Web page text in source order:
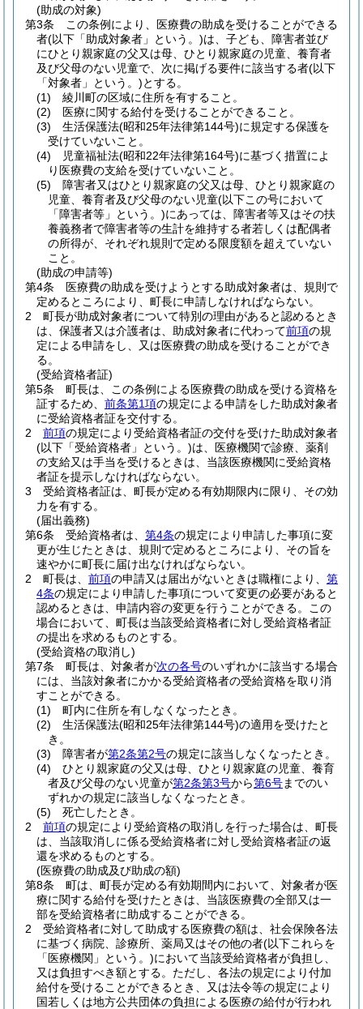
(助成の対象)
第3条
この条例により、医療費の助成を受けることができる
者(以下「助成対象者」という。)は、子ども、障害者並び
にひとり親家庭の父又は母、ひとり親家庭の児童、養育者
及び父母のない児童で、次に掲げる要件に該当する者(以下
「対象者」という。)とする。
(1)
綾川町の区域に住所を有すること。
(2)
医療に関する給付を受けることができること。
(3)
生活保護法(昭和25年法律第144号)に規定する保護を
受けていないこと。
(4)
児童福祉法(昭和22年法律第164号)に基づく措置によ
り医療費の支給を受けていないこと。
(5)
障害者又はひとり親家庭の父又は母、ひとり親家庭の
児童、養育者及び父母のない児童(以下この号において
「障害者等」という。)にあっては、障害者等又はその扶
養義務者で障害者等の生計を維持する者若しくは配偶者
の所得が、それぞれ規則で定める限度額を超えていない
こと。
(助成の申請等)
第4条
医療費の助成を受けようとする助成対象者は、規則で
定めるところにより、町長に申請しなければならない。
2
町長が助成対象者について特別の理由があると認めるとき
は、保護者又は介護者は、助成対象者に代わって前項の規
定による申請をし、又は医療費の助成を受けることができ
る。
(受給資格者証)
第5条
町長は、この条例による医療費の助成を受ける資格を
証するため、 前条第1項の規定による申請をした助成対象者
に受給資格者証を交付する。
2
前項の規定により受給資格者証の交付を受けた助成対象者
(以下「受給資格者」という。)は、医療機関で診療、薬剤
の支給又は手当を受けるときは、当該医療機関に受給資格
者証を提示しなければならない。
3
受給資格者証は、町長が定める有効期限内に限り、その効
力を有する。
(届出義務)
第6条
受給資格者は、 第4条の規定により申請した事項に変
更が生じたときは、規則で定めるところにより、その旨を
速やかに町長に届け出なければならない。
2
町長は、 前項の申請又は届出がないときは職権により、 第
4条の規定により申請した事項について変更の必要があると
認めるときは、申請内容の変更を行うことができる。
この
場合において、町長は当該受給資格者に対し受給資格者証
の提出を求めるものとする。
(受給資格の取消し)
第7条
町長は、対象者が次の各号のいずれかに該当する場合
には、当該対象者にかかる受給資格者の受給資格を取り消
すことができる。
(1)
町内に住所を有しなくなったとき。
(2)
生活保護法(昭和25年法律第144号)の適用を受けたと
き。
(3)
障害者が第2条第2号の規定に該当しなくなったとき。
(4)
ひとり親家庭の父又は母、ひとり親家庭の児童、養育
者及び父母のない児童が第2条第3号から第6号までのい
ずれかの規定に該当しなくなったとき。
(5)
死亡したとき。
2
前項の規定により受給資格の取消しを行った場合は、町長
は、当該取消しに係る受給資格者に対し受給資格者証の返
還を求めるものとする。
(医療費の助成及び助成の額)
第8条
町は、町長が定める有効期間内において、対象者が医
療に関する給付を受けたときは、当該医療費の全部又は一
部を受給資格者に助成することができる。
2
受給資格者に対して助成する医療費の額は、社会保険各法
に基づく病院、診療所、薬局又はその他の者(以下これらを
「医療機関」という。)において当該受給資格者が負担し、
又は負担すべき額とする。 ただし、各法の規定により付加
給付を受けることができるとき、又は法令等の規定により
国若しくは地方公共団体の負担による医療の給付が行われ